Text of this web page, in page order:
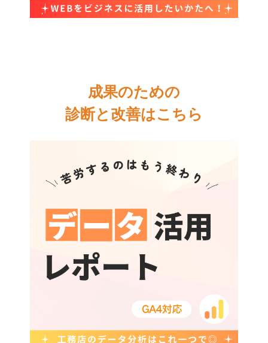
成果のための
診断と改善はこちら